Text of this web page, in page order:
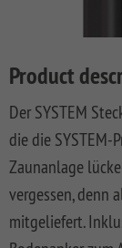
BOARD
SYSTEM
GLAS
SYSTEM
ALU
SYSTEM
SYSTEM
ALU
XL
SYSTEM
ALU
PLUS
WPC
JUMBO
WPC
SYSTEM
NEO
WPC
PLATINUM
Mesh
WEAVE
LÜX
WEAVE
Softwood
Fences,
Coulour
Varnished
Softwood
Fences,
CARA
LONGLIFE
CARA
Of
And
Metal
SYSTEM
RHOMBUS
Front
Garden
Fence
Wooden
Front
Garden
Fences
WPC
DREAMDECK
WPC
BICOLOR
DREAMDECK
WPC
PLUS
System
PRO
Sandboxes
and
Playground
Equipment
Playcenter
Planters
Pflanzkästen
Rhombus
Planters
WPC
Planters
Wish
list(0)
Videos
Videos
Product
Der SYSTEM
die die
Zaunanlage
vergessen, denn
mitgeliefert.